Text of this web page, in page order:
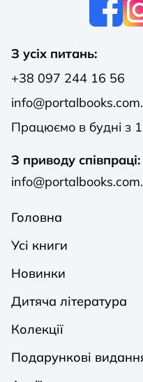
З усіх питань:
+38 097 244 16 56
Працюємо в будні з
З приводу співпраці:
Головна
Усі книги
Новинки
Дитяча література
Колекції
Подарункові